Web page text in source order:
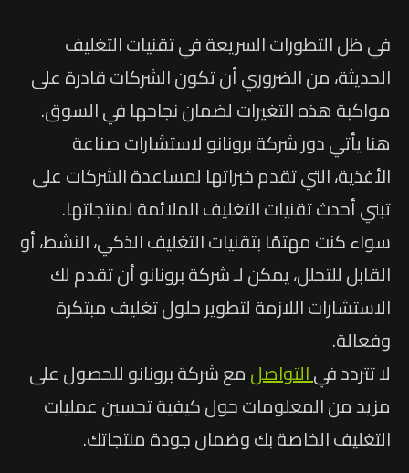
في ظل التطورات السريعة في تقنيات التغليف
الحديثة، من الضروري أن تكون الشركات قادرة على
مواكبة هذه التغيرات لضمان نجاحها في السوق.
هنا يأتي دور شركة برونانو لاستشارات صناعة
الأغذية، التي تقدم خبراتها لمساعدة الشركات على
تبني أحدث تقنيات التغليف الملائمة لمنتجاتها.
سواء كنت مهتمًا بتقنيات التغليف الذكي، النشط، أو
القابل للتحلل، يمكن لـ شركة برونانو أن تقدم لك
الاستشارات اللازمة لتطوير حلول تغليف مبتكرة
وفعالة.
لا تتردد فيالتواصلمع شركة برونانو للحصول على
مزيد من المعلومات حول كيفية تحسين عمليات
التغليف الخاصة بك وضمان جودة منتجاتك.